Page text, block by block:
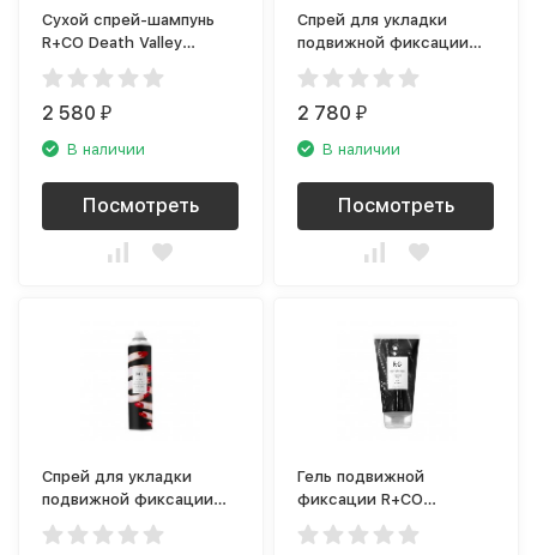
Сухой спрей-шампунь
R+CO Death Valley
R1DSDEA10A1
2 580₽
В наличии
Посмотреть
Спрей для укладки
подвижной фиксации
R+CO Outer Space
R1ASOUT10A1
2 780₽
В наличии
Посмотреть
Спрей для укладки
подвижной фиксации
R+CO Vicious
R1ASVIC10A1
Гель подвижной
фиксации R+CO
Motorcycle
R1CGMOT05A1